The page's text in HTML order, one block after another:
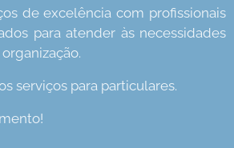
de excelência com profissionais
para atender às necessidades
serviços para particulares.